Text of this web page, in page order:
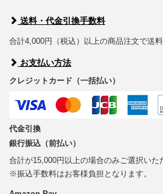
送料・代金引換手数料
合計4,000円（税込）以上の商品注文で送
お支払い方法
クレジットカード（一括払い）
代金引換
銀行振込（前払い）
合計が15,000円以上の場合のみご選択いた
※振込手数料はお客様負担となります。